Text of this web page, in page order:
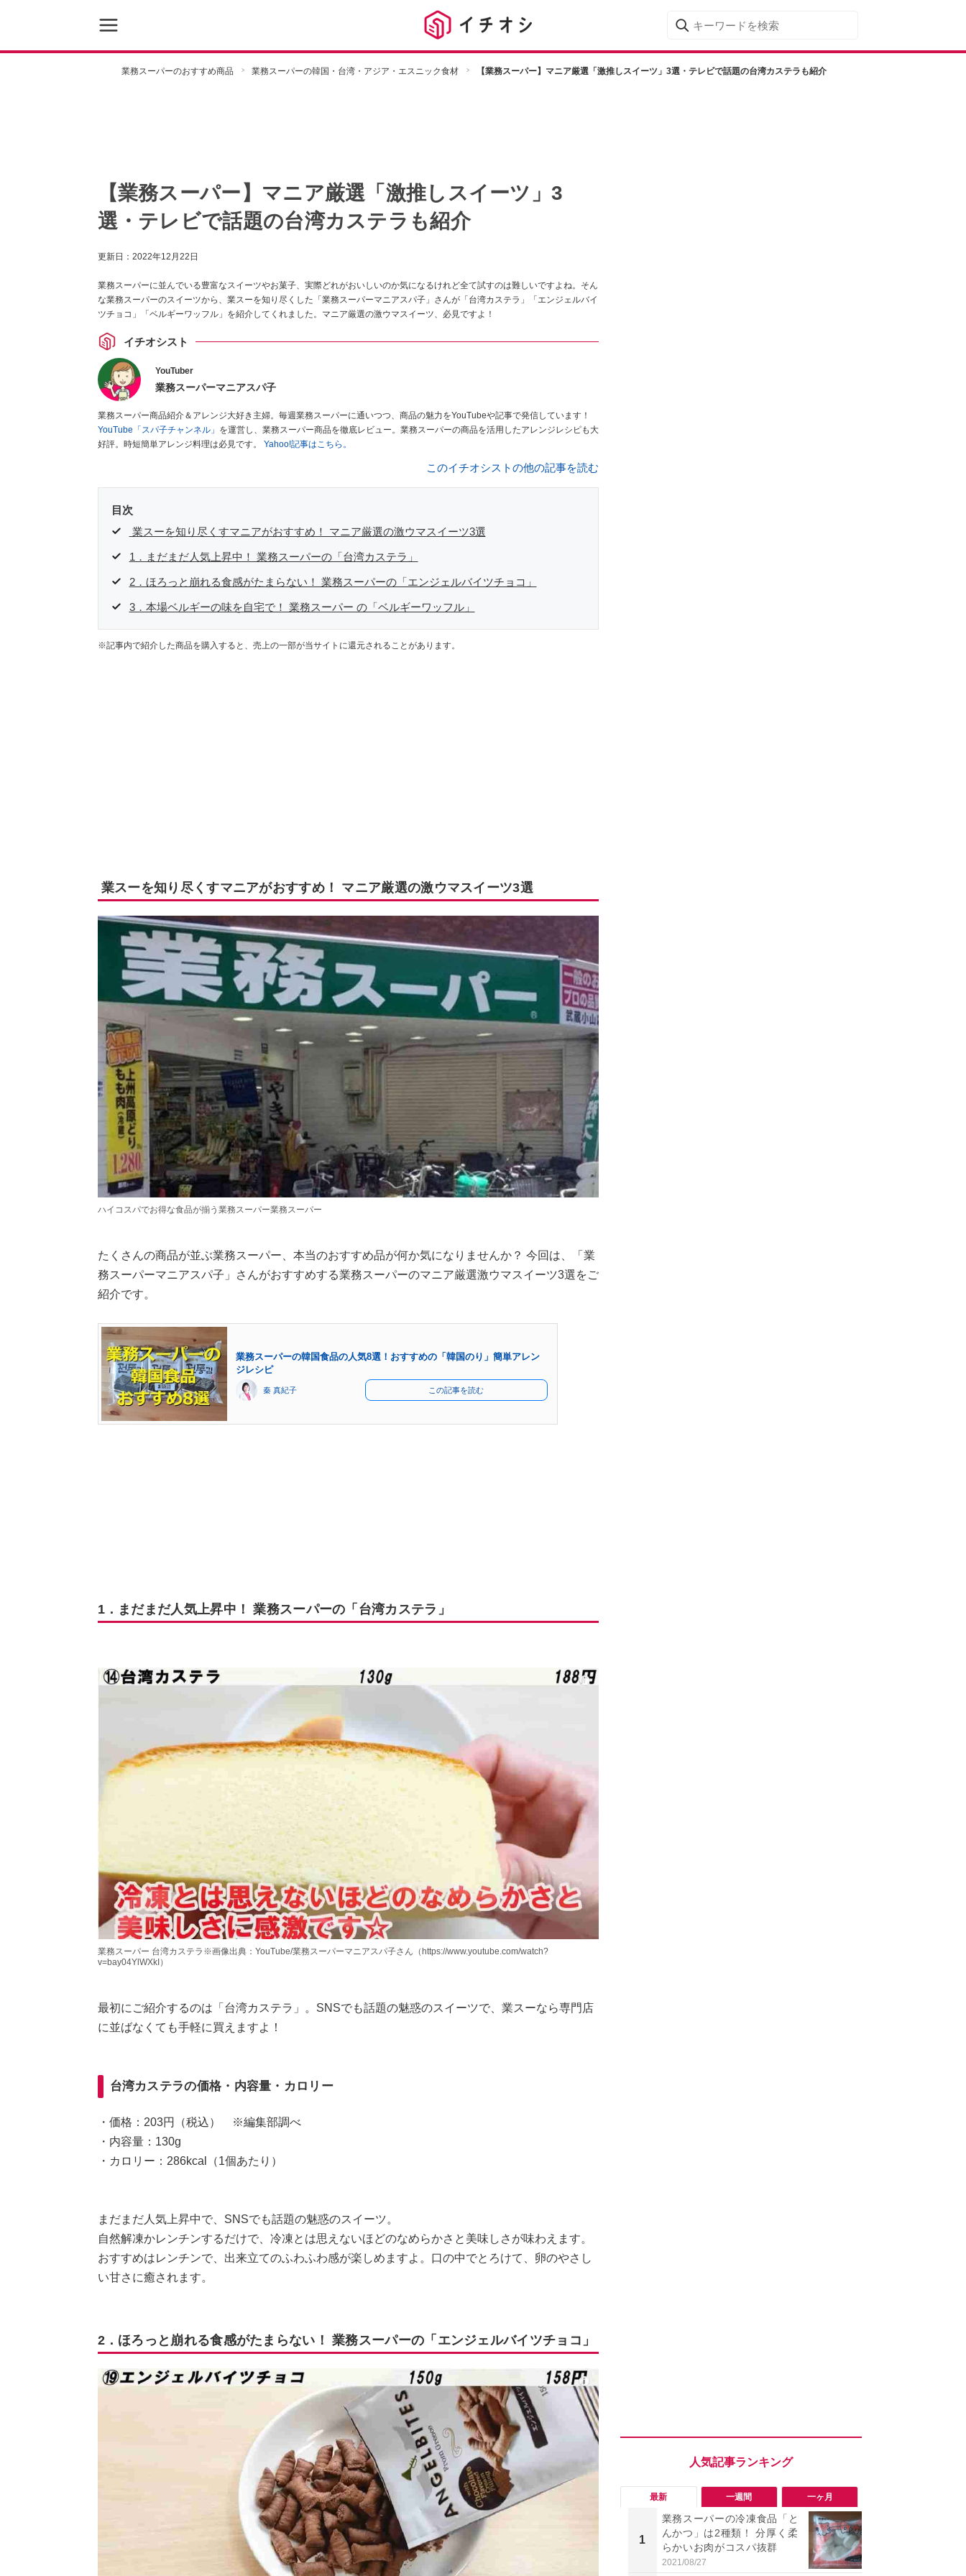
業務スーパーのおすすめ商品 業務スーパーの韓国・台湾・アジア・エスニック食材 【業務スーパー】マニア厳選「激推しスイーツ」3選・テレビで話題の台湾カステラも紹介
【業務スーパー】マニア厳選「激推しスイーツ」3
選・テレビで話題の台湾カステラも紹介
更新日： 2022年12月22日
業務スーパーに並んでいる豊富なスイーツやお菓子、実際どれがおいしいのか気になるけれど全て試すのは難しいですよね。そん
な業務スーパーのスイーツから、業スーを知り尽くした「業務スーパーマニアスパ子」さんが「台湾カステラ」「エンジェルバイ
ツチョコ」「ベルギーワッフル」を紹介してくれました。マニア厳選の激ウマスイーツ、必見ですよ！
イチオシスト
YouTuber
業務スーパーマニアスパ子
業務スーパー商品紹介＆アレンジ大好き主婦。毎週業務スーパーに通いつつ、商品の魅力をYouTubeや記事で発信しています！
YouTube「スパ子チャンネル」 を運営し、業務スーパー商品を徹底レビュー。業務スーパーの商品を活用したアレンジレシピも大
好評。時短簡単アレンジ料理は必見です。 Yahoo!記事はこちら。
このイチオシストの他の記事を読む
目次
業スーを知り尽くすマニアがおすすめ！ マニア厳選の激ウマスイーツ3選
1．まだまだ人気上昇中！ 業務スーパーの「台湾カステラ」
2．ほろっと崩れる食感がたまらない！ 業務スーパーの「エンジェルバイツチョコ」
3．本場ベルギーの味を自宅で！ 業務スーパー の「ベルギーワッフル」
※記事内で紹介した商品を購入すると、売上の一部が当サイトに還元されることがあります。
業スーを知り尽くすマニアがおすすめ！ マニア厳選の激ウマスイーツ3選
ハイコスパでお得な食品が揃う業務スーパー業務スーパー
たくさんの商品が並ぶ業務スーパー、本当のおすすめ品が何か気になりませんか？ 今回は、「業
務スーパーマニアスパ子」さんがおすすめする業務スーパーのマニア厳選激ウマスイーツ3選をご
紹介です。
業務スーパーの韓国食品の人気8選！おすすめの「韓国のり」簡単アレン
ジレシピ
秦 真紀子 この記事を読む
1．まだまだ人気上昇中！ 業務スーパーの「台湾カステラ」
業務スーパー 台湾カステラ※画像出典：YouTube/業務スーパーマニアスパ子さん（https://www.youtube.com/watch?
v=bay04YlWXkI）
最初にご紹介するのは「台湾カステラ」。SNSでも話題の魅惑のスイーツで、業スーなら専門店
に並ばなくても手軽に買えますよ！
台湾カステラの価格・内容量・カロリー
・価格：203円（税込） ※編集部調べ
・内容量：130g
・カロリー：286kcal（1個あたり）
まだまだ人気上昇中で、SNSでも話題の魅惑のスイーツ。
自然解凍かレンチンするだけで、冷凍とは思えないほどのなめらかさと美味しさが味わえます。
おすすめはレンチンで、出来立てのふわふわ感が楽しめますよ。口の中でとろけて、卵のやさし
い甘さに癒されます。
2．ほろっと崩れる食感がたまらない！ 業務スーパーの「エンジェルバイツチョコ」
最新 一週間 一ヶ月
1
業務スーパーの冷凍食品「と
んかつ」は2種類！ 分厚く柔
らかいお肉がコスパ抜群
2021/08/27